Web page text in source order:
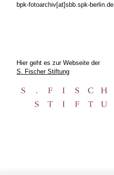
bpk-fotoarchiv[at]sbb.spk-berlin.de
Hier geht es zur Webseite der
S. Fischer Stiftung